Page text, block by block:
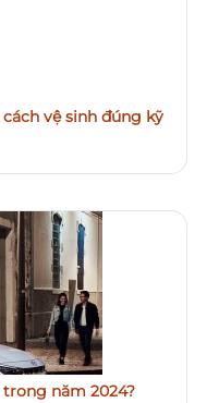
vệ sinh đúng kỹ
năm 2024?